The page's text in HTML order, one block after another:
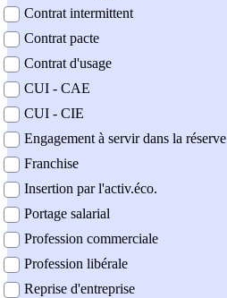
Contrat intermittent
Contrat pacte
Contrat d'usage
CUI - CAE
CUI - CIE
Engagement à servir dans la réserve
Franchise
Insertion par l'activ.éco.
Portage salarial
Profession commerciale
Profession libérale
Reprise d'entreprise